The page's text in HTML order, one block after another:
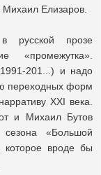
Елизаров.
русской прозе
«промежутка».
201...) и надо
переходных форм
XXI века.
и Михаил Бутов
«Большой
которое вроде бы